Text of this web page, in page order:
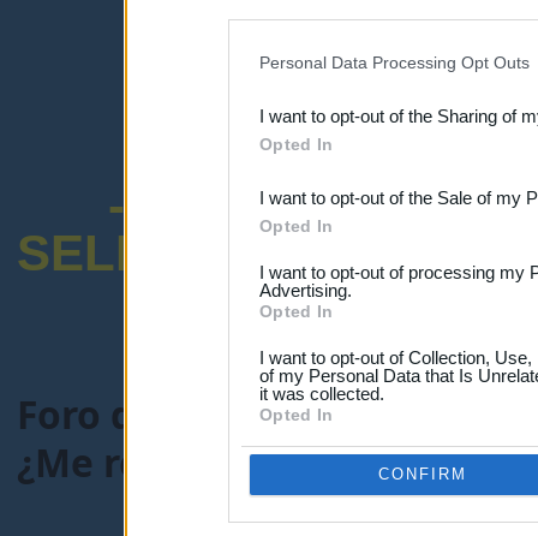
Downstream Participants
third parties.
Personal Data Processing Opt Outs
I want to opt-out of the Sharing of
Opted In
I want to opt-out of the Sale of my
Opted In
I want to opt-out of processing my
Advertising.
Opted In
I want to opt-out of Collection,
of my Personal Data that Is
it was collected.
Opted In
CONFIRM
-ENCUESTA
SELECTIVO
Foro de Maestros25
¿Me recomendáis un